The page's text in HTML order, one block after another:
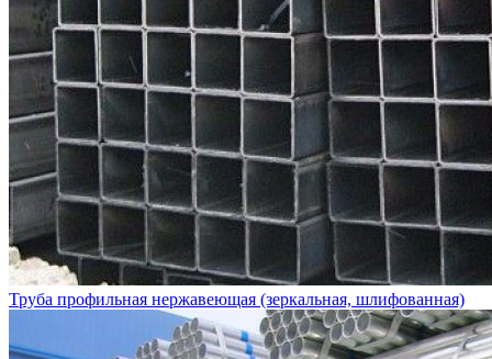
Труба профильная нержавеющая (зеркальная, шлифованная)